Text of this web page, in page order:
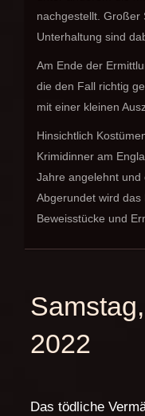
nachgestellt. Großer
Unterhaltung sind
Am Ende der
die den Fall richtig
mit einer kleinen
Hinsichtlich
Krimidinner am
Jahre angelehnt und
Abgerundet wird das
Beweisstücke und
2022
Das tödliche